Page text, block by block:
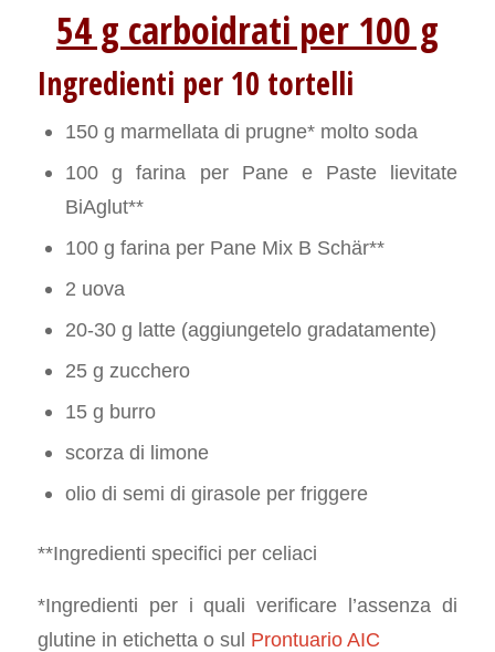
54 g carboidrati per 100 g
Ingredienti per 10 tortelli
150 g marmellata di prugne* molto soda
100 g farina per Pane e Paste lievitate
BiAglut**
100 g farina per Pane Mix B Schär**
2 uova
20-30 g latte (aggiungetelo gradatamente)
25 g zucchero
15 g burro
scorza di limone
olio di semi di girasole per friggere
**Ingredienti specifici per celiaci
*Ingredienti per i quali verificare l’assenza di
glutine in etichetta o sul Prontuario AIC